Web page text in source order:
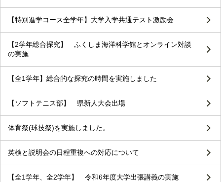
【特別進学コース全学年】大学入学共通テスト激励会
【2学年総合探究】 ふくしま海洋科学館とオンライン対談
の実施
【全1学年】総合的な探究の時間を実施しました
【ソフトテニス部】 県新人大会出場
体育祭(球技祭)を実施しました。
英検と説明会の日程重複への対応について
【全1学年、全2学年】 令和6年度大学出張講義の実施